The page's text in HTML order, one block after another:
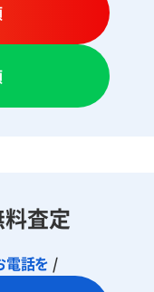
査定
電話を /